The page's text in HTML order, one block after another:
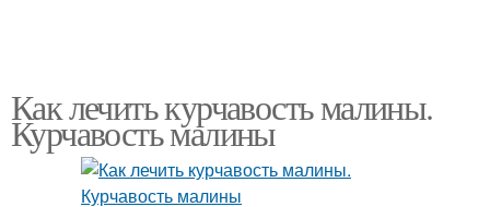
Как лечить курчавость малины.
Курчавость малины